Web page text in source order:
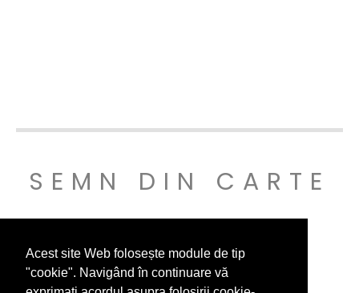
Acest site Web folosește module de tip
"cookie". Navigând în continuare vă
SEMN DIN CARTE